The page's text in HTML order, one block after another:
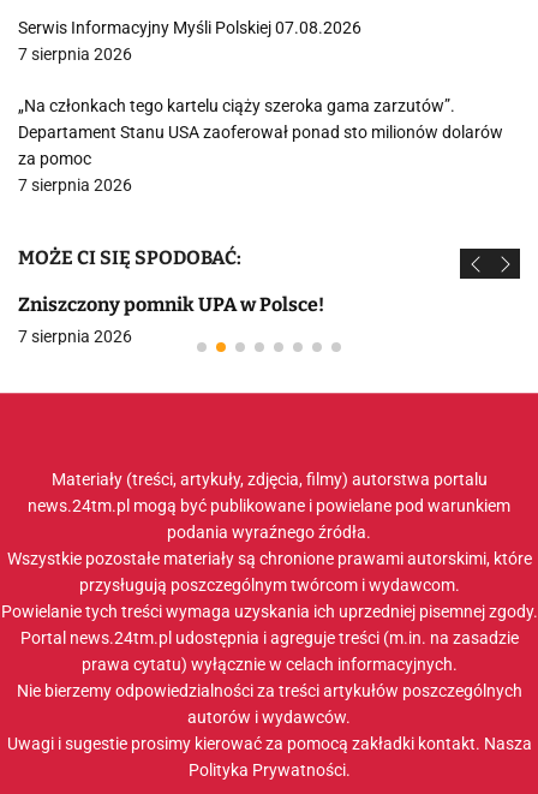
Serwis Informacyjny Myśli Polskiej 07.08.2026
7 sierpnia 2026
„Na członkach tego kartelu ciąży szeroka gama zarzutów”.
Departament Stanu USA zaoferował ponad sto milionów dolarów
za pomoc
7 sierpnia 2026
MOŻE CI SIĘ SPODOBAĆ:
Zniszczony pomnik UPA w Polsce!
7 sierpnia 2026
Materiały (treści, artykuły, zdjęcia, filmy) autorstwa portalu
news.24tm.pl mogą być publikowane i powielane pod warunkiem
podania wyraźnego źródła.
Wszystkie pozostałe materiały są chronione prawami autorskimi, które
przysługują poszczególnym twórcom i wydawcom.
Powielanie tych treści wymaga uzyskania ich uprzedniej pisemnej zgody.
Portal news.24tm.pl udostępnia i agreguje treści (m.in. na zasadzie
prawa cytatu) wyłącznie w celach informacyjnych.
Nie bierzemy odpowiedzialności za treści artykułów poszczególnych
autorów i wydawców.
Uwagi i sugestie prosimy kierować za pomocą zakładki kontakt. Nasza
Polityka Prywatności.